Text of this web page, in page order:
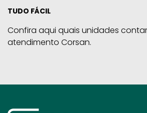
TUDO FÁCIL
Confira aqui quais unidades
atendimento Corsan.